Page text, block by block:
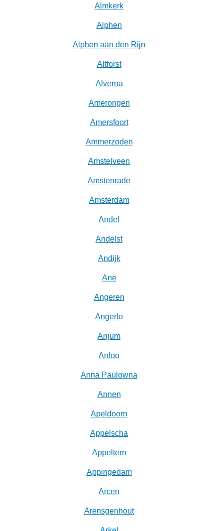
Almkerk
Alphen
Alphen aan den Rijn
Altforst
Alverna
Amerongen
Amersfoort
Ammerzoden
Amstelveen
Amstenrade
Amsterdam
Andel
Andelst
Andijk
Ane
Angeren
Angerlo
Anjum
Anloo
Anna Paulowna
Annen
Apeldoorn
Appelscha
Appeltern
Appingedam
Arcen
Arensgenhout